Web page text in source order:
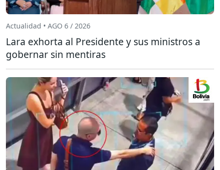
Actualidad • AGO 6 / 2026
Lara exhorta al Presidente y sus ministros a
gobernar sin mentiras